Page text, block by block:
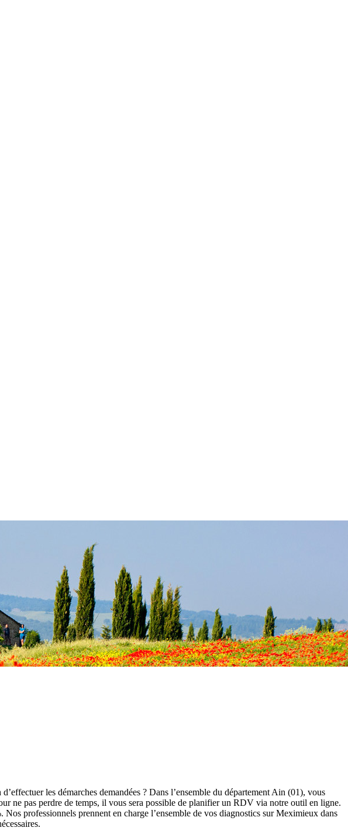
les démarches demandées ? Dans l’ensemble du département Ain (01), vous
ne pas perdre de temps, il vous sera possible de planifier un RDV via notre outil en ligne.
professionnels prennent en charge l’ensemble de vos diagnostics sur Meximieux dans